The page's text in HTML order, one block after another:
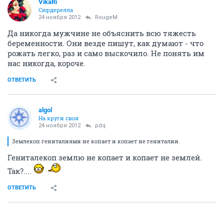
VikaRi
Сюрдерелла
24 ноября 2012 RougeM
Да никогда мужчине не объяснить всю тяжесть
беременности. Они везде пишут, как думают - что
рожать легко, раз и само выскочило. Не понять им
нас никогда, короче.
ОТВЕТИТЬ
algol
На круги своя
24 ноября 2012 pdq
Землекоп гениталиями не копает и копает не гениталии.
Гениталекоп землю не копает и копает не землей.
Так?....
ОТВЕТИТЬ